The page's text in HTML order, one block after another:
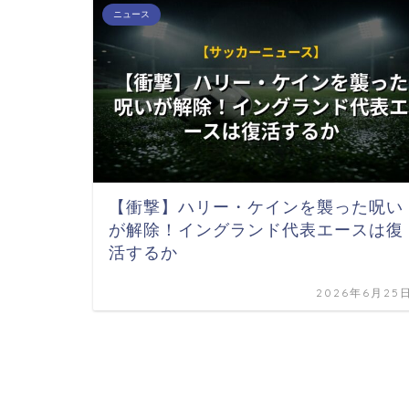
ニュース
【衝撃】ハリー・ケインを襲った呪い
が解除！イングランド代表エースは復
活するか
2026年6月25